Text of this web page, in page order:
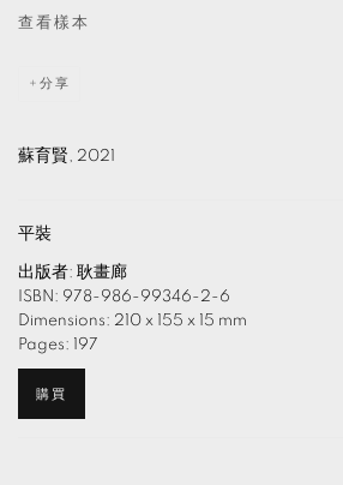
查看樣本
分享
蘇育賢, 2021
平裝
出版者: 耿畫廊
ISBN: 978-986-99346-2-6
Dimensions: 210 x 155 x 15 mm
Pages: 197
購買